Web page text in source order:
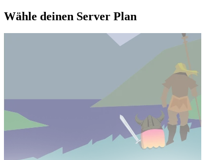
Wähle deinen Server Plan